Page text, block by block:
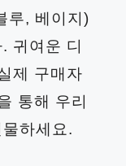
루, 베이지)
귀여운 디
제 구매자
통해 우리
하세요.